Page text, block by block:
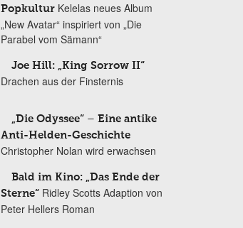
Popkultur Kelelas neues Album
„New Avatar“ inspiriert von „Die
Parabel vom Sämann“
Joe Hill: „King Sorrow II“
Drachen aus der Finsternis
„Die Odyssee“ – Eine antike
Anti-Helden-Geschichte
Christopher Nolan wird erwachsen
Bald im Kino: „Das Ende der
Sterne“ Ridley Scotts Adaption von
Peter Hellers Roman